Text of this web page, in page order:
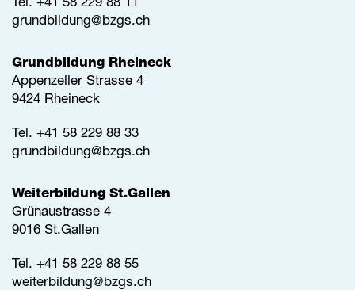
Tel. +41 58 229 88 11
grundbildung@bzgs.ch
Grundbildung Rheineck
Appenzeller Strasse 4
9424 Rheineck
Tel. +41 58 229 88 33
grundbildung@bzgs.ch
Weiterbildung St.Gallen
Grünaustrasse 4
9016 St.Gallen
Tel. +41 58 229 88 55
weiterbildung@bzgs.ch